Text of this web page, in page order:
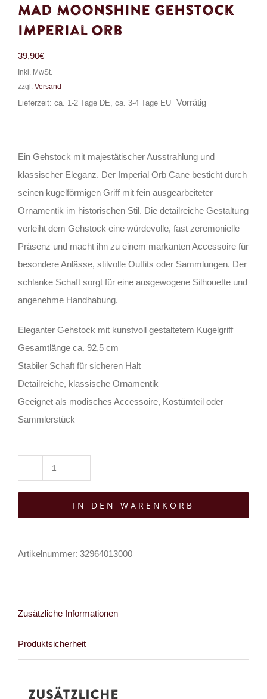
Mad Moonshine Gehstock
Imperial Orb
39,90€
Inkl. MwSt.
zzgl. Versand
Lieferzeit: ca. 1-2 Tage DE, ca. 3-4 Tage EU
Vorrätig
Ein Gehstock mit majestätischer Ausstrahlung und
klassischer Eleganz. Der Imperial Orb Cane besticht durch
seinen kugelförmigen Griff mit fein ausgearbeiteter
Ornamentik im historischen Stil. Die detailreiche Gestaltung
verleiht dem Gehstock eine würdevolle, fast zeremonielle
Präsenz und macht ihn zu einem markanten Accessoire für
besondere Anlässe, stilvolle Outfits oder Sammlungen. Der
schlanke Schaft sorgt für eine ausgewogene Silhouette und
angenehme Handhabung.
Eleganter Gehstock mit kunstvoll gestaltetem Kugelgriff
Gesamtlänge ca. 92,5 cm
Stabiler Schaft für sicheren Halt
Detailreiche, klassische Ornamentik
Geeignet als modisches Accessoire, Kostümteil oder
Sammlerstück
Moonshine
Gehstock
IN DEN WARENKORB
Artikelnummer: 32964013000
Zusätzliche Informationen
Produktsicherheit
Zusätzliche